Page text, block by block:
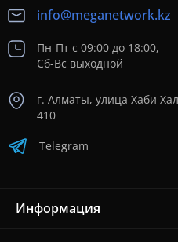
info@meganetwork.kz
Пн-Пт с 09:00 до 18:00,
Сб-Вс выходной
г. Алматы, улица Хаби
410
Telegram
Информация